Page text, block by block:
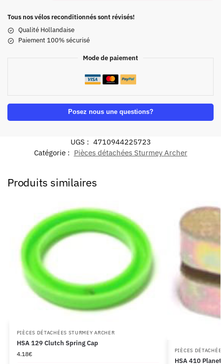
Tous nos vélos reconditionnés sont révisés!
Qualité Hollandaise
Paiement 100% sécurisé
Mode de paiement
Posez nous une questions?
UGS : 4710944225723
Catégorie : Pièces détachées Sturmey Archer
Produits similaires
PIÈCES DÉTACHÉES STURMEY ARCHER
HSA 129 Clutch Spring Cap
4.18€
PIÈCES
HSA 410